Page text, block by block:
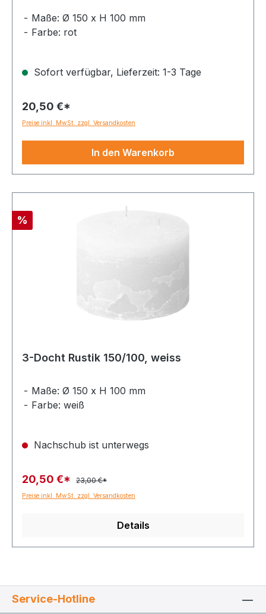
Maße: Ø 150 x H 100 mm
Farbe: rot
Sofort verfügbar, Lieferzeit: 1-3 Tage
20,50 €*
Preise inkl. MwSt. zzgl. Versandkosten
In den Warenkorb
Rabatt
%
3-Docht Rustik 150/100, weiss
Maße: Ø 150 x H 100 mm
Farbe: weiß
Nachschub ist unterwegs
20,50 €* 23,00 €*
Preise inkl. MwSt. zzgl. Versandkosten
Details
Service-Hotline